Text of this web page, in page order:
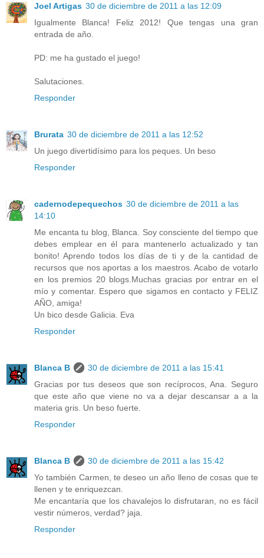
Joel Artigas 30 de diciembre de 2011 a las 12:09
Igualmente Blanca! Feliz 2012! Que tengas una gran
entrada de año.
PD: me ha gustado el juego!
Salutaciones.
Responder
Brurata 30 de diciembre de 2011 a las 12:52
Un juego divertidísimo para los peques. Un beso
Responder
cadernodepequechos 30 de diciembre de 2011 a las
14:10
Me encanta tu blog, Blanca. Soy consciente del tiempo que
debes emplear en él para mantenerlo actualizado y tan
bonito! Aprendo todos los días de ti y de la cantidad de
recursos que nos aportas a los maestros. Acabo de votarlo
en los premios 20 blogs.Muchas gracias por entrar en el
mío y comentar. Espero que sigamos en contacto y FELIZ
AÑO, amiga!
Un bico desde Galicia. Eva
Responder
Blanca B
30 de diciembre de 2011 a las 15:41
Gracias por tus deseos que son recíprocos, Ana. Seguro
que este año que viene no va a dejar descansar a a la
materia gris. Un beso fuerte.
Responder
Blanca B
30 de diciembre de 2011 a las 15:42
Yo también Carmen, te deseo un año lleno de cosas que te
llenen y te enriquezcan.
Me encantaría que los chavalejos lo disfrutaran, no es fácil
vestir números, verdad? jaja.
Responder